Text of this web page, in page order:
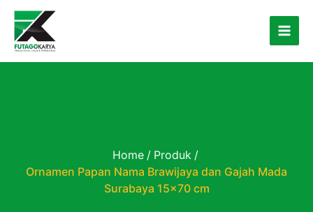
Skip to content
Home / Produk /
Ornamen Papan Nama Brawijaya dan Gajah Mada
Surabaya 15×70 cm